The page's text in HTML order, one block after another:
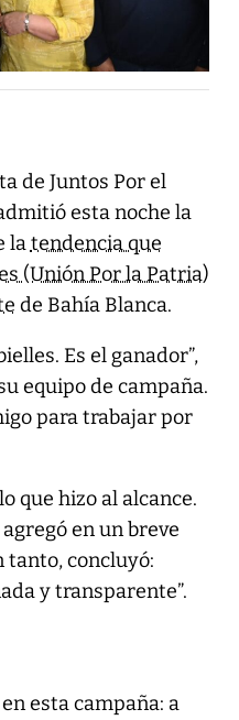
de Juntos Por el
esta noche la
latendencia que
(Unión Por la Patria)
de Bahía Blanca.
Es el ganador”,
equipo de campaña.
para trabajar por
que hizo al alcance.
en un breve
tanto, concluyó:
y transparente”.
esta campaña: a